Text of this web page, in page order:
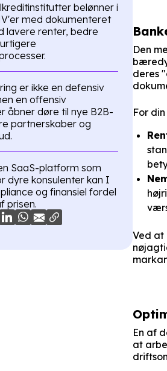
belønner i
med dokumenteret
lavere renter, bedre
er ikke en defensiv
en offensiv
åbner døre til nye B2B-
partnerskaber og
SaaS-platform som
dyre konsulenter kan I
og finansiel fordel
prisen.
Den
deres
For
Ved at
En af
at